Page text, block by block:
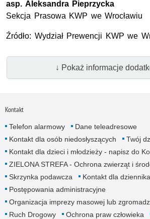
asp. Aleksandra Pieprzycka
Sekcja Prasowa KWP we Wrocławiu
Źródło: Wydział Prewencji KWP we
↓ Pokaż informacje
Kontakt
Telefon alarmowy
Dane teleadresowe
Kontakt dla osób niedosłyszących
Twój
Kontakt dla dzieci i młodzieży - napisz do
ZIELONA STREFA - Ochrona zwierząt i
Skrzynka podawcza
Kontakt dla
Postępowania administracyjne
Organizacja imprezy masowej lub
Ruch Drogowy
Ochrona praw człowieka